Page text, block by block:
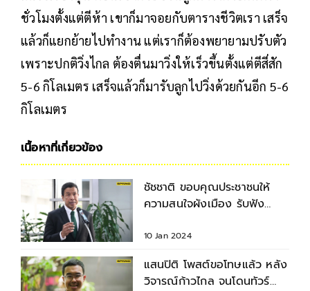
ชั่วโมงตั้งแต่ตีห้า เขาก็มาจอยกับตารางชีวิตเรา เสร็จ
แล้วก็แยกย้ายไปทำงาน แต่เราก็ต้องพยายามปรับตัว
เพราะปกติวิ่งไกล ต้องตื่นมาวิ่งให้เร็วขึ้นตั้งแต่ตีสี่สัก
5-6 กิโลเมตร เสร็จแล้วก็มารับลูกไปวิ่งด้วยกันอีก 5-6
กิโลเมตร
เนื้อหาที่เกี่ยวข้อง
ชัชชาติ ขอบคุณประชาชนให้
ความสนใจผังเมือง รับฟัง
10 Jan 2024
แสนปิติ โพสต์ขอโทษแล้ว หลัง
วิจารณ์ก้าวไกล จนโดนทัวร์